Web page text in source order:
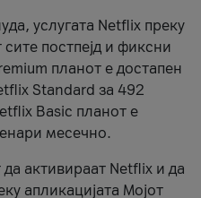
услугата Netflix преку
постпејд и фиксни
планот е достапен
Standard за 492
Basic планот е
месечно.
активираат Netflix и да
апликацијата Мојот